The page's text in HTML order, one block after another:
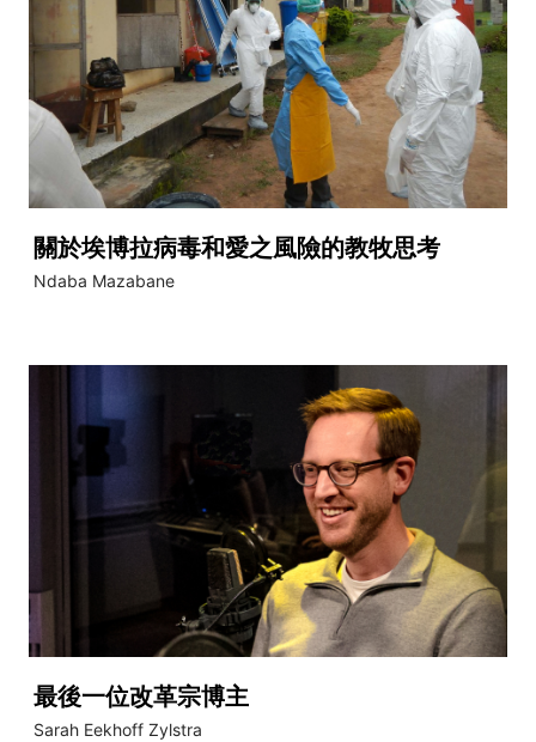
關於埃博拉病毒和愛之風險的教牧思考
Ndaba Mazabane
最後一位改革宗博主
Sarah Eekhoff Zylstra